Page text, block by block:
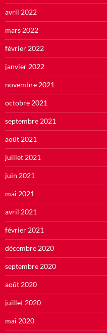
avril 2022
mars 2022
février 2022
janvier 2022
novembre 2021
octobre 2021
septembre 2021
août 2021
juillet 2021
juin 2021
mai 2021
avril 2021
février 2021
décembre 2020
septembre 2020
août 2020
juillet 2020
mai 2020